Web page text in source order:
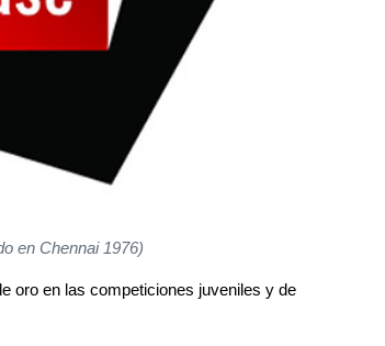
en Chennai 1976)
oro en las competiciones juveniles y de